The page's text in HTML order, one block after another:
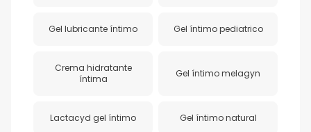
Gel lubricante íntimo Gel íntimo pediatrico
Crema hidratante
íntima
Gel íntimo melagyn
Lactacyd gel íntimo Gel íntimo natural